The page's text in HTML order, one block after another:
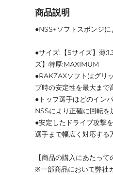
商品説明
●NSS+ソフトスポンジに
●サイズ:【Sサイズ】薄
ズ】特厚:MAXIMUM
●RAKZAXソフトはグリ
ブ時の安定性を最大まで
●トップ選手ほどのイン
NSSにより正確に回転を
●安定したドライブ攻撃
選手まで幅広く対応する
【商品の購入にあたって
※一部商品において弊社